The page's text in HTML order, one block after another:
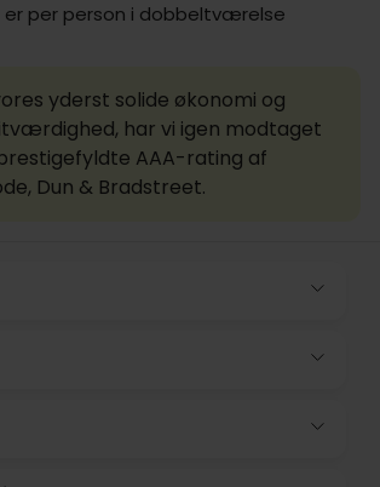
er per person i dobbeltværelse
yderst solide økonomi og
har vi igen modtaget
AAA-rating af
Dun & Bradstreet.